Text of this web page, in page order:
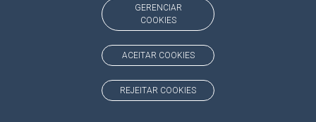
GERENCIAR
COOKIES
ACEITAR COOKIES
REJEITAR COOKIES
CONTRATO ADMINISTRATIVO 2016
1674760
PREFEITURA MUNICIPAL DE AQUIDAUANA
COMERCIAL T & C LTDA, JOSE
HENRIQUE GONÇALVES TRINDADE, ODILON FERRAZ